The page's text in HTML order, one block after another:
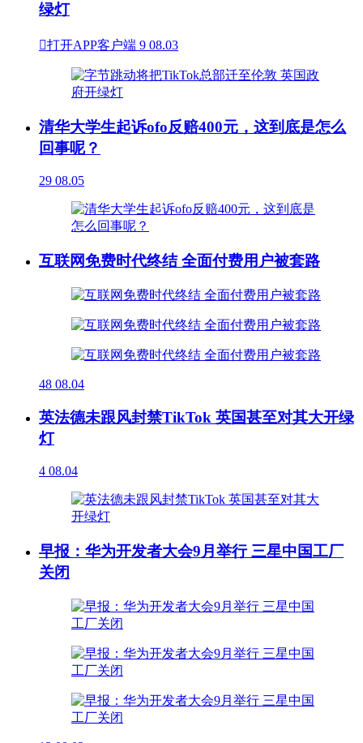
绿灯
打开APP客户端 9 08.03
清华大学生起诉ofo反赔400元，这到底是怎么
回事呢？
29 08.05
互联网免费时代终结 全面付费用户被套路
48 08.04
英法德未跟风封禁TikTok 英国甚至对其大开绿
灯
4 08.04
早报：华为开发者大会9月举行 三星中国工厂
关闭